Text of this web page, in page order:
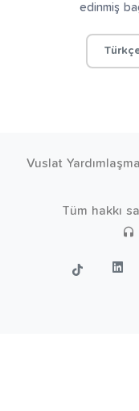
edinmiş
Vuslat
Tüm hakkı